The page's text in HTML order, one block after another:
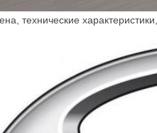
технические